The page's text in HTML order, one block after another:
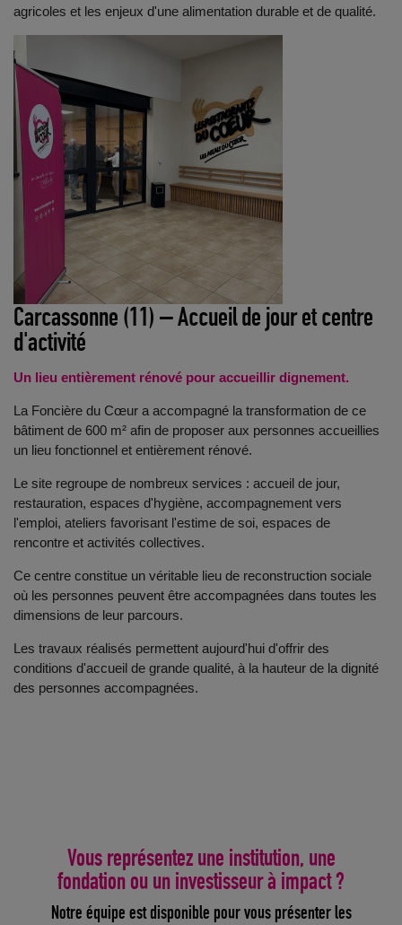
agricoles et les enjeux d'une alimentation durable et de qualité.
Carcassonne (11) – Accueil de jour et centre
d'activité
Un lieu entièrement rénové pour accueillir dignement.
La Foncière du Cœur a accompagné la transformation de ce
bâtiment de 600 m² afin de proposer aux personnes accueillies
un lieu fonctionnel et entièrement rénové.
Le site regroupe de nombreux services : accueil de jour,
restauration, espaces d'hygiène, accompagnement vers
l'emploi, ateliers favorisant l'estime de soi, espaces de
rencontre et activités collectives.
Ce centre constitue un véritable lieu de reconstruction sociale
où les personnes peuvent être accompagnées dans toutes les
dimensions de leur parcours.
Les travaux réalisés permettent aujourd'hui d'offrir des
conditions d'accueil de grande qualité, à la hauteur de la dignité
des personnes accompagnées.
Vous représentez une institution, une
fondation ou un investisseur à impact ?
Notre équipe est disponible pour vous présenter les